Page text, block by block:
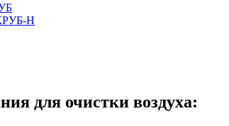
Н
для очистки воздуха: